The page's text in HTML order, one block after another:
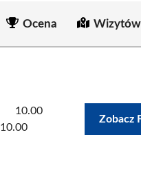
Ocena
10.00
10.00
Zobacz